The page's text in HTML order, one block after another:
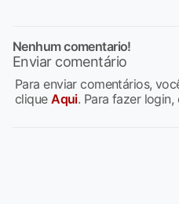
Nenhum comentario!
Enviar comentário
Para enviar comentários,
cliqueAqui. Para fazer login,